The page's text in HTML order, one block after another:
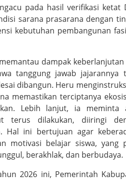
pada hasil verifikasi ketat
sarana prasarana dengan
kebutuhan pembangunan
dampak
tanggung jawab jajarannya
dibangun. Heru
memastikan terciptanya
Lebih lanjut, ia meminta
terus dilakukan, diiringi
Hal ini bertujuan agar
motivasi belajar siswa, yang
berakhlak, dan berbudaya.
2026 ini, Pemerintah